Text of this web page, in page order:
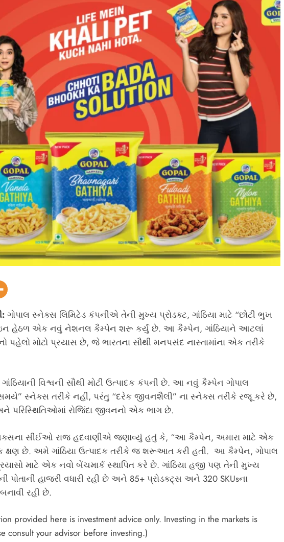
ગોપાલ સ્નેક્સ લિમિટેડ કંપનીએ તેની મુખ્ય પ્રોડક્ટ, ગાંઠિયા માટે “છોટી ભુખ
હેઠળ એક નવું નેશનલ કૈમ્પેન શરૂ કર્યું છે. આ કૈમ્પેન, ગાંઠિયાને આટલાં
પહેલો મોટો પ્રયાસ છે, જે ભારતના સૌથી મનપસંદ નાસ્તામાંના એક તરીકે
વિશ્વની સૌથી મોટી ઉત્પાદક કંપની છે. આ નવું કૈમ્પેન ગોપાલ
સ્નેક્સ તરીકે નહીં, પરંતુ “દરેક જીવનશૈલી” ના સ્નેક્સ તરીકે રજૂ કરે છે,
પરિસ્થિતિઓમાં રોજિંદા જીવનનો એક ભાગ છે.
સીઈઓ રાજ હદવાણીએ જણાવ્યું હતું કે, “આ કૈમ્પેન, અમારા માટે એક
ક્ષણ છે. અમે ગાંઠિયા ઉત્પાદક તરીકે જ શરૂઆત કરી હતી. આ કૈમ્પેન, ગોપાલ
માટે એક નવો બેંચમાર્ક સ્થાપિત કરે છે. ગાંઠિયા હજી પણ તેની મુખ્ય
પોતાની હાજરી વધારી રહી છે અને 85+ પ્રોડક્ટ્સ અને 320 SKUsના
રહી છે.
provided here is investment advice only. Investing in the markets is
consult your advisor before investing.)